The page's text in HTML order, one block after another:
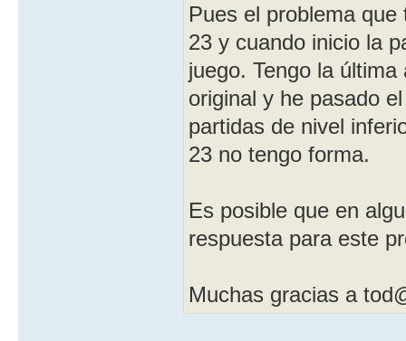
Pues el problema
23 y cuando inicio la
juego. Tengo la
original y he pasado
partidas de nivel
23 no tengo forma.
Es posible que en
respuesta para este
Muchas gracias a